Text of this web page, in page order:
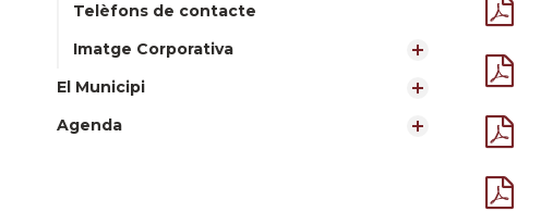
Telèfons de contacte
Imatge Corporativa
El Municipi
Agenda